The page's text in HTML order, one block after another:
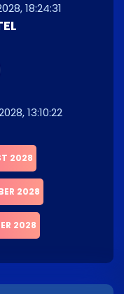
18:24:31
13:10:22
2028
2028
2028